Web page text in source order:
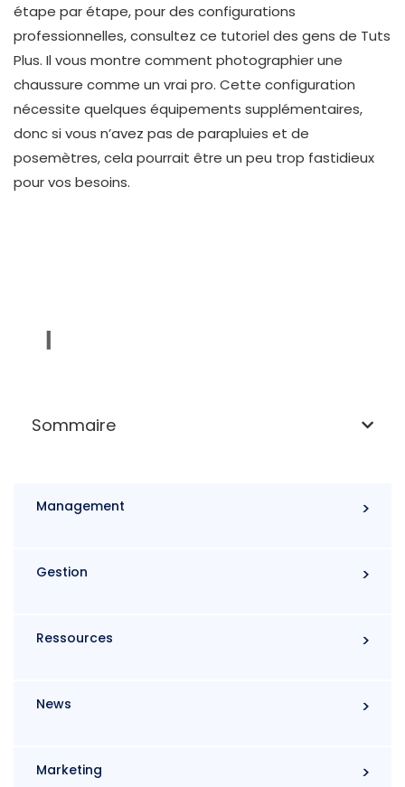
étape par étape, pour des configurations
professionnelles, consultez ce tutoriel des gens de Tuts
Plus. Il vous montre comment photographier une
chaussure comme un vrai pro. Cette configuration
nécessite quelques équipements supplémentaires,
donc si vous n’avez pas de parapluies et de
posemètres, cela pourrait être un peu trop fastidieux
pour vos besoins.
Sommaire
Management
Gestion
Ressources
News
Marketing